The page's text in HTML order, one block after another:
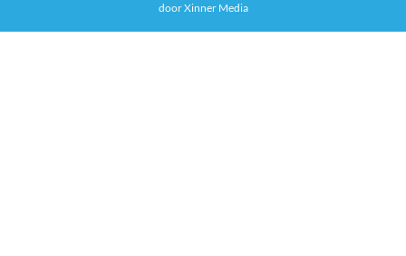
doorXinner Media